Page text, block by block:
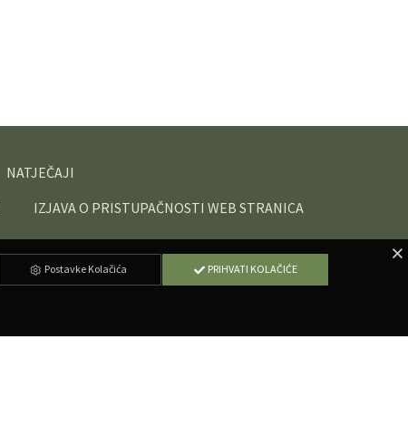
NATJEČAJI
IZJAVA O PRISTUPAČNOSTI WEB STRANICA
Postavke Kolačića PRIHVATI KOLAČIĆE